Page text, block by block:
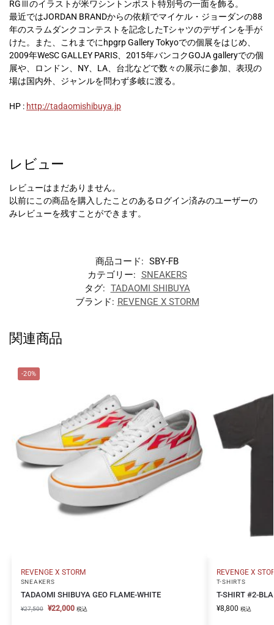
RGⅢのイラストが米ワシントンポスト特別号の一面を飾る。
最近ではJORDAN BRANDからの依頼でマイケル・ジョーダンの88
年のスラムダンクコンテストを記念したTシャツのデザインを手が
けた。また、これまでにhpgrp Gallery Tokyoでの個展をはじめ、
2009年WeSC GALLEY PARIS、2015年バンコクGOJA galleryでの個
展や、ロンドン、NY、LA、台北などで数々の展示に参加、表現の
場は国内外、ジャンルを問わず多岐に渡る。
HP : http://tadaomishibuya.jp
レビュー
レビューはまだありません。
以前にこの商品を購入したことのあるログイン済みのユーザーの
みレビューを残すことができます。
商品コード: SBY-FB
カテゴリー: SNEAKERS
タグ: TADAOMI SHIBUYA
ブランド: REVENGE X STORM
関連商品
-20%
REVENGE X STORM
SNEAKERS
TADAOMI SHIBUYA GEO FLAME-WHITE
¥27,500 ¥22,000 税込
REVENGE X
T-SHIRTS
T-SHIRT #2-
¥8,800 税込